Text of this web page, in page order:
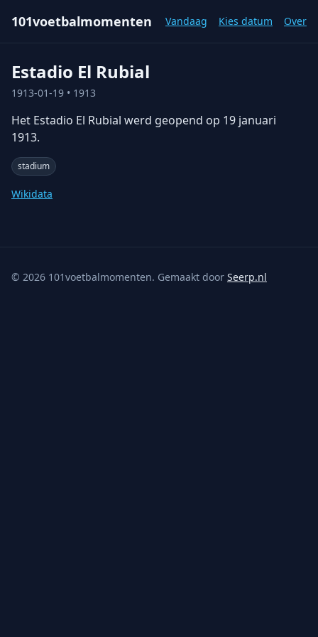
101voetbalmomenten Vandaag Kies datum Over
Estadio El Rubial
1913-01-19 • 1913
Het Estadio El Rubial werd geopend op 19 januari
1913.
stadium
Wikidata
© 2026 101voetbalmomenten. Gemaakt door Seerp.nl